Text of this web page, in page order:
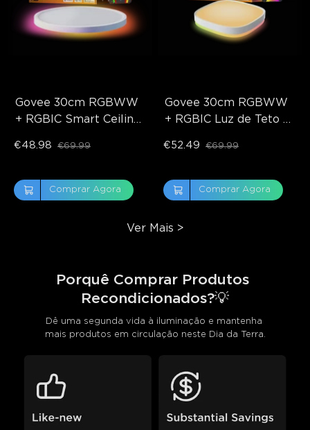
Govee 30cm RGBWW
+ RGBIC Smart Ceiling
€48.98 €69.99
Comprar Agora
Govee 30cm RGBWW
+ RGBIC Luz de Teto
€52.49 €69.99
Comprar Agora
Ver Mais >
Porquê Comprar Produtos
Recondicionados?💡
Dê uma segunda vida à iluminação e mantenha
mais produtos em circulação neste Dia da Terra.